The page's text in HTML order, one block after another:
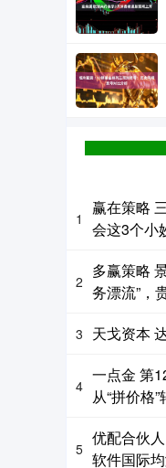
1
赢在策略
会这3个小
2
多赢策略
务漂流”，
3 天戈资本
4
一点金 第
从“拼价格”
5
优配合伙
软件国际